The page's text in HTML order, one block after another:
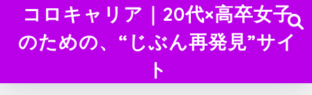
コロキャリア｜20代×高卒女子
のための、“じぶん再発見”サイ
ト